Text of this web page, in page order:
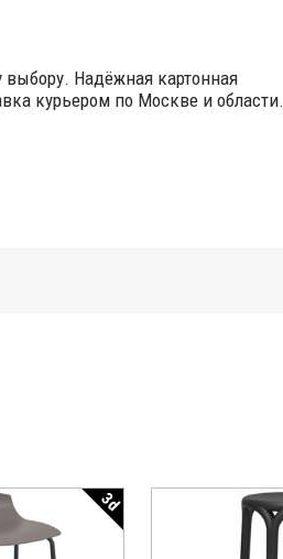
Надёжная картонная
курьером по Москве и области.
3d